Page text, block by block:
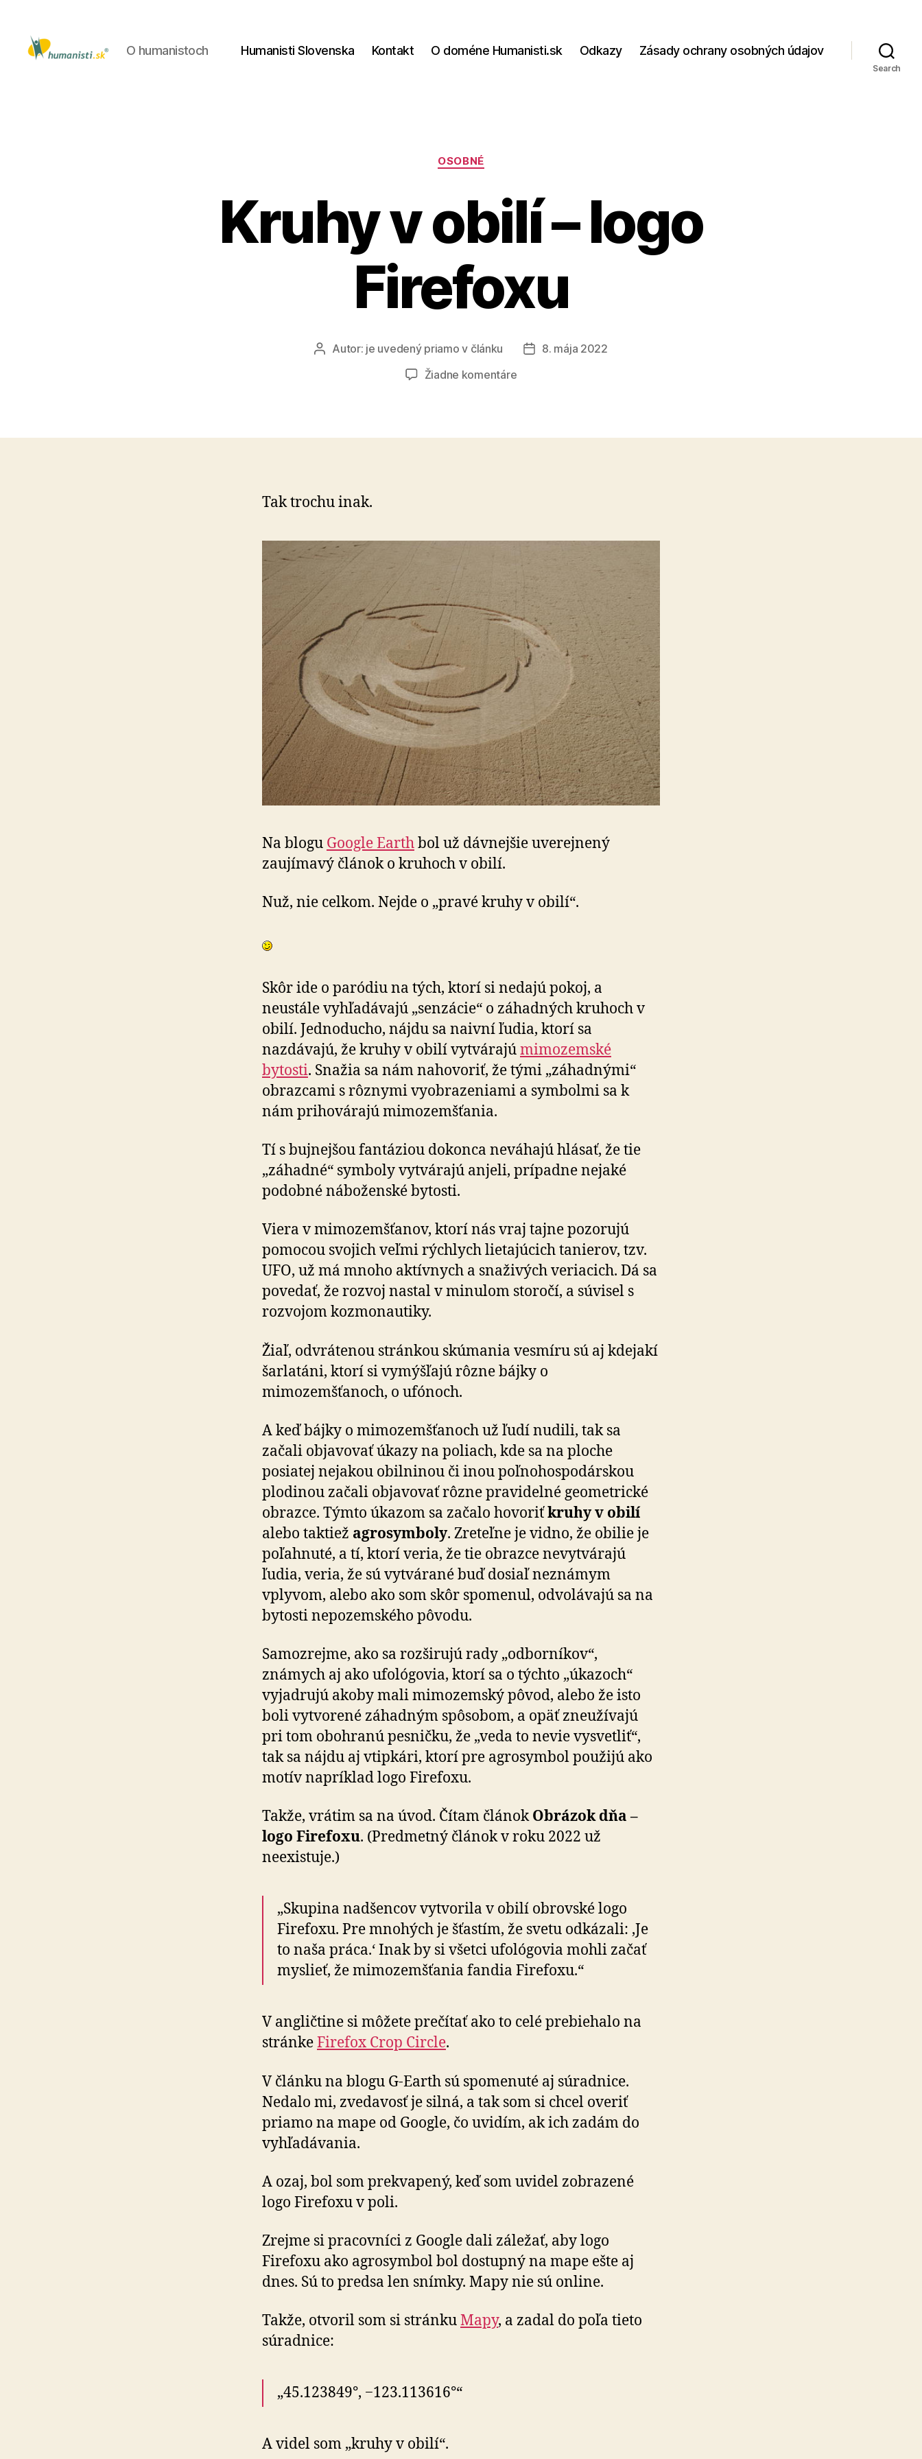
O humanistoch Humanisti Slovenska Kontakt O doméne Humanisti.sk Odkazy Zásady ochrany osobných údajov
Search
Kategórie
OSOBNÉ
Kruhy v obilí – logo
Firefoxu
AutorAutor: je uvedený priamo v článku
Dátum
8. mája 2022
Žiadne komentárena
–
Tak trochu inak.
Na blogu Google Earthbol už dávnejšie uverejnený
zaujímavý článok o kruhoch v obilí.
Nuž, nie celkom. Nejde o „pravé kruhy v obilí“.
Skôr ide o paródiu na tých, ktorí si nedajú pokoj, a
neustále vyhľadávajú „senzácie“ o záhadných kruhoch v
obilí. Jednoducho, nájdu sa naivní ľudia, ktorí sa
nazdávajú, že kruhy v obilí vytvárajúmimozemské
bytosti. Snažia sa nám nahovoriť, že tými „záhadnými“
obrazcami s rôznymi vyobrazeniami a symbolmi sa k
nám prihovárajú mimozemšťania.
Tí s bujnejšou fantáziou dokonca neváhajú hlásať, že tie
„záhadné“ symboly vytvárajú anjeli, prípadne nejaké
podobné náboženské bytosti.
Viera v mimozemšťanov, ktorí nás vraj tajne pozorujú
pomocou svojich veľmi rýchlych lietajúcich tanierov, tzv.
UFO, už má mnoho aktívnych a snaživých veriacich. Dá sa
povedať, že rozvoj nastal v minulom storočí, a súvisel s
rozvojom kozmonautiky.
Žiaľ, odvrátenou stránkou skúmania vesmíru sú aj kdejakí
šarlatáni, ktorí si vymýšľajú rôzne bájky o
mimozemšťanoch, o ufónoch.
A keď bájky o mimozemšťanoch už ľudí nudili, tak sa
začali objavovať úkazy na poliach, kde sa na ploche
posiatej nejakou obilninou či inou poľnohospodárskou
plodinou začali objavovať rôzne pravidelné geometrické
obrazce. Týmto úkazom sa začalo hovoriťkruhy v obilí
alebo taktiež agrosymboly. Zreteľne je vidno, že obilie je
poľahnuté, a tí, ktorí veria, že tie obrazce nevytvárajú
ľudia, veria, že sú vytvárané buď dosiaľ neznámym
vplyvom, alebo ako som skôr spomenul, odvolávajú sa na
bytosti nepozemského pôvodu.
Samozrejme, ako sa rozširujú rady „odborníkov“,
známych aj ako ufológovia, ktorí sa o týchto „úkazoch“
vyjadrujú akoby mali mimozemský pôvod, alebo že isto
boli vytvorené záhadným spôsobom, a opäť zneužívajú
pri tom obohranú pesničku, že „veda to nevie vysvetliť“,
tak sa nájdu aj vtipkári, ktorí pre agrosymbol použijú ako
motív napríklad logo Firefoxu.
Takže, vrátim sa na úvod. Čítam článokObrázok dňa –
logo Firefoxu. (Predmetný článok v roku 2022 už
neexistuje.)
„Skupina nadšencov vytvorila v obilí obrovské logo
Firefoxu. Pre mnohých je šťastím, že svetu odkázali: ‚Je
to naša práca.‘ Inak by si všetci ufológovia mohli začať
myslieť, že mimozemšťania fandia Firefoxu.“
V angličtine si môžete prečítať ako to celé prebiehalo na
stránkeFirefox Crop Circle.
V článku na blogu G-Earth sú spomenuté aj súradnice.
Nedalo mi, zvedavosť je silná, a tak som si chcel overiť
priamo na mape od Google, čo uvidím, ak ich zadám do
vyhľadávania.
A ozaj, bol som prekvapený, keď som uvidel zobrazené
logo Firefoxu v poli.
Zrejme si pracovníci z Google dali záležať, aby logo
Firefoxu ako agrosymbol bol dostupný na mape ešte aj
dnes. Sú to predsa len snímky. Mapy nie sú online.
Takže, otvoril som si stránkuMapy, a zadal do poľa tieto
súradnice:
„45.123849°, −123.113616°“
A videl som „kruhy v obilí“.